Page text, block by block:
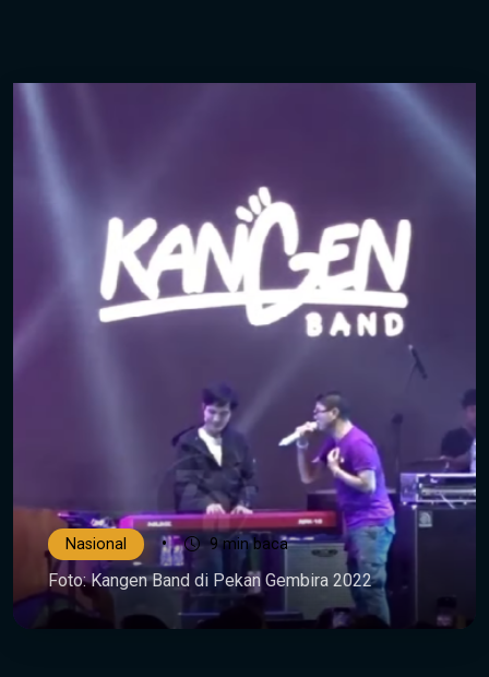
Nasional • 9 min baca
Foto: Kangen Band di Pekan Gembira 2022